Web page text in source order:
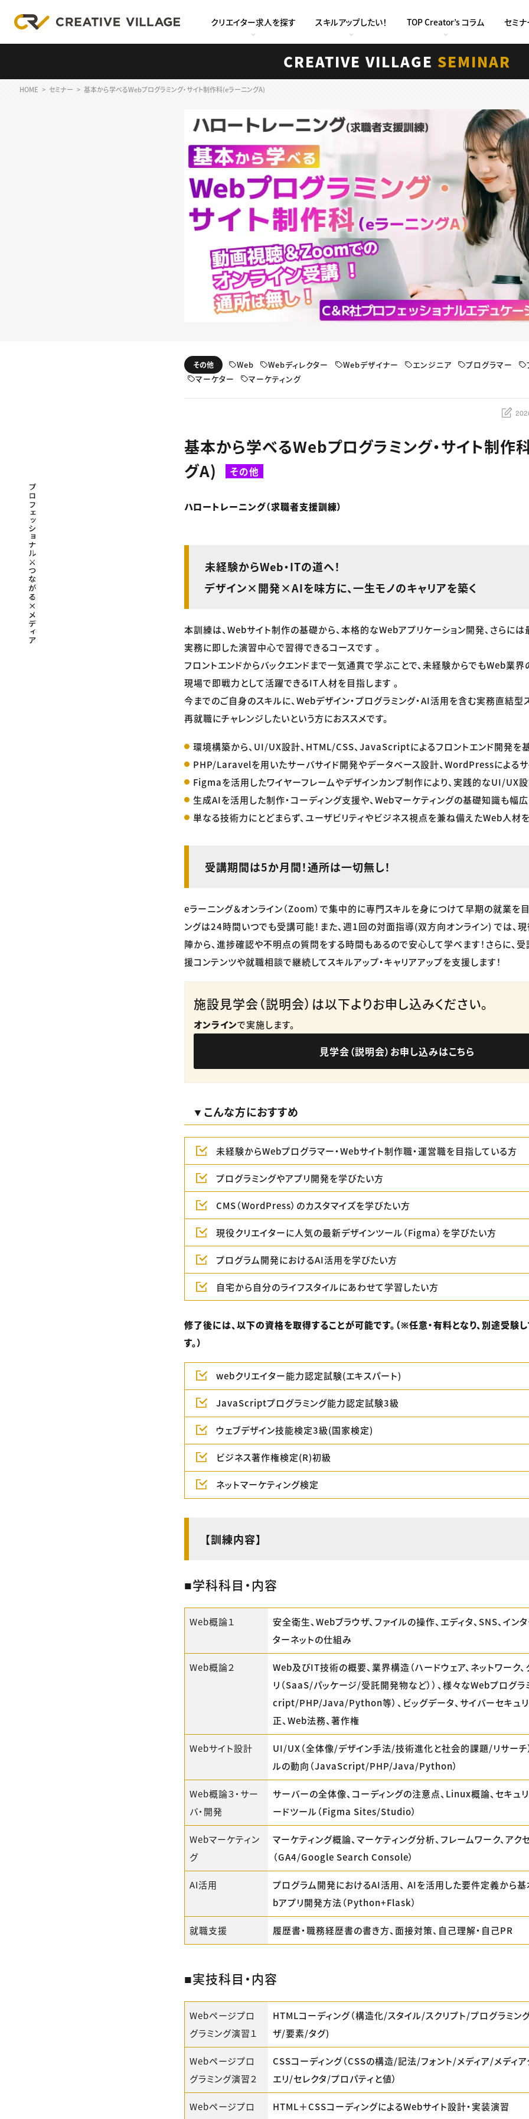
クリエイター求人を探す スキルアップしたい！ TOP Creator’s コラム セミナ
CREATIVE VILLAGE SEMINAR
HOME セミナー 基本から学べるWebプログラミング・サイト制作科(eラーニングA)
その他 Web Webディレクター Webデザイナー エンジニア プログラマー
マーケター
マーケティング
基本から学べるWebプログラミング・サイト制作
グA)
その他
ハロートレーニング（求職者支援訓練）
未経験からWeb・ITの道へ！
デザイン×開発×AIを味方に、一生モノのキャリアを築く
本訓練は、Webサイト制作の基礎から、本格的なWebアプリケーション開発、さらに
実務に即した演習中心で習得できるコースです 。
フロントエンドからバックエンドまで一気通貫で学ぶことで、未経験からでもWeb業界
現場で即戦力として活躍できるIT人材を目指します 。
今までのご自身のスキルに、Webデザイン・プログラミング・AI活用を含む実務直結型
再就職にチャレンジしたいという方におススメです。
環境構築から、UI/UX設計、HTML/CSS、JavaScriptによるフロントエンド開発を
PHP/Laravelを用いたサーバサイド開発やデータベース設計、WordPressによる
Figmaを活用したワイヤーフレームやデザインカンプ制作により、実践的なUI/UX
生成AIを活用した制作・コーディング支援や、Webマーケティングの基礎知識も幅広
単なる技術力にとどまらず、ユーザビリティやビジネス視点を兼ね備えたWeb人材
受講期間は5か月間！通所は一切無し！
eラーニング＆オンライン（Zoom）で集中的に専門スキルを身につけて早期の就業を
ングは24時間いつでも受講可能！また、週1回の対面指導(双方向オンライン) では、
陣から、進捗確認や不明点の質問をする時間もあるので安心して学べます！さらに、
援コンテンツや就職相談で継続してスキルアップ・キャリアアップを支援します！
施設見学会（説明会）は以下よりお申し込みください。
オンラインで実施します。
見学会（説明会）お申し込みはこちら
▼こんな方におすすめ
未経験からWebプログラマー・Webサイト制作職・運営職を目指している方
プログラミングやアプリ開発を学びたい方
CMS（WordPress）のカスタマイズを学びたい方
現役クリエイターに人気の最新デザインツール（Figma）を学びたい方
プログラム開発におけるAI活用を学びたい方
自宅から自分のライフスタイルにあわせて学習したい方
修了後には、以下の資格を取得することが可能です。（※任意・有料となり、別途受験
す。）
webクリエイター能力認定試験(エキスパート)
JavaScriptプログラミング能力認定試験3級
ウェブデザイン技能検定3級(国家検定)
ビジネス著作権検定(R)初級
ネットマーケティング検定
【訓練内容】
■学科科目・内容
Web概論１
安全衛生、Webブラウザ、ファイルの操作、エディタ、SNS、イン
ターネットの仕組み
Web概論２
Web及びIT技術の概要、業界構造（ハードウェア​、ネットワーク、
リ（SaaS/パッケージ/受託開発物など））、様々なWebプログ
cript/PHP/Java/Python等）、ビッグデータ、サイバーセキュリ
正、Web法務、著作権
Webサイト設計
UI/UX（全体像/デザイン手法/技術進化と社会的課題/リサーチ
ルの動向（JavaScript/PHP/Java/Python）
Web概論３・サー
バ・開発
サーバーの全体像、コーディングの注意点、Linux概論、セキュリ
ードツール（Figma Sites/Studio）
Webマーケティン
グ
マーケティング概論、マーケティング分析、フレームワーク、アク
（GA4/Google Search Console）
AI活用
プログラム開発におけるAI活用、 AIを活用した要件定義から
bアプリ開発方法（Python+Flask）
就職支援 履歴書・職務経歴書の書き方、面接対策、自己理解・自己PR
■実技科目・内容
Webページプロ
グラミング演習１
HTMLコーディング（構造化/スタイル/スクリプト/プログラミン
ザ/要素/タグ​)
Webページプロ
グラミング演習２
CSSコーディング（CSSの構造​/記法​/フォント​/メディア​/メディ
エリ/セレクタ/プロパティと値）
Webページプロ
HTML＋CSSコーディングによるWebサイト設計・実装演習